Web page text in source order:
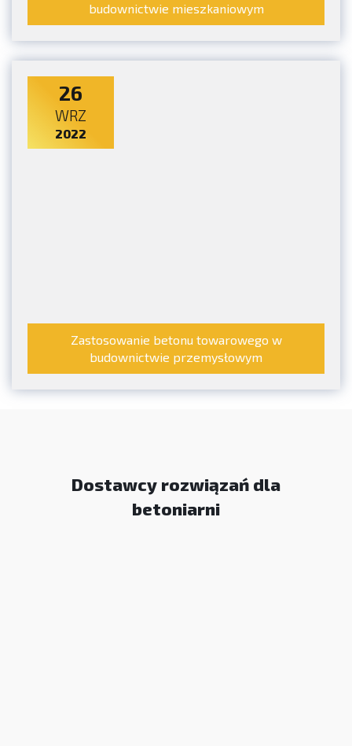
budownictwie mieszkaniowym
26
WRZ
2022
Zastosowanie betonu towarowego w
budownictwie przemysłowym
Dostawcy rozwiązań dla
betoniarni